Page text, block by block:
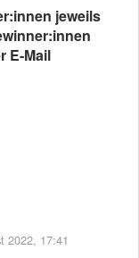
jeweils
E-Mail
2022, 17:41